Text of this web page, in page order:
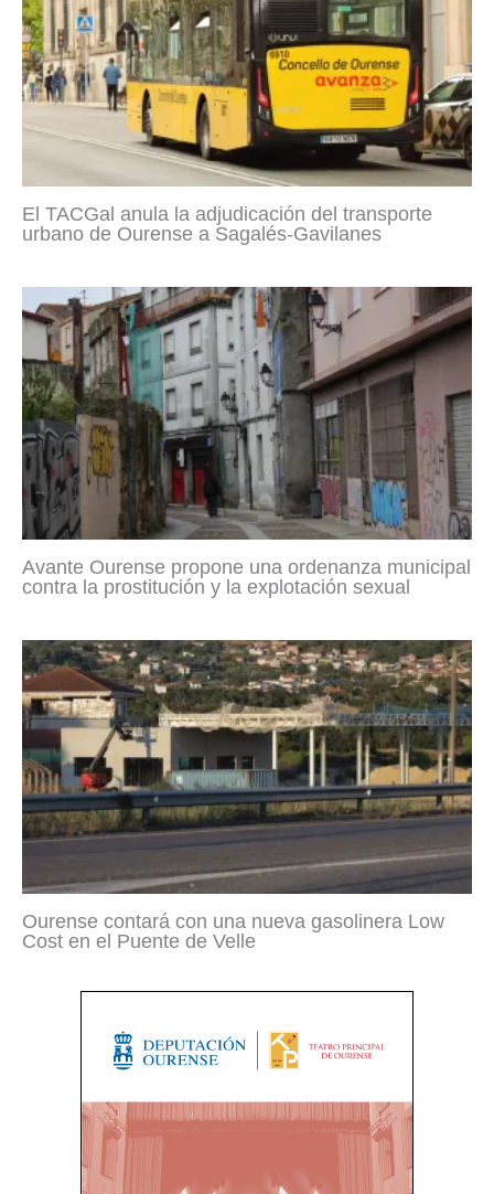
El TACGal anula la adjudicación del transporte
urbano de Ourense a Sagalés-Gavilanes
Avante Ourense propone una ordenanza municipal
contra la prostitución y la explotación sexual
Ourense contará con una nueva gasolinera Low
Cost en el Puente de Velle